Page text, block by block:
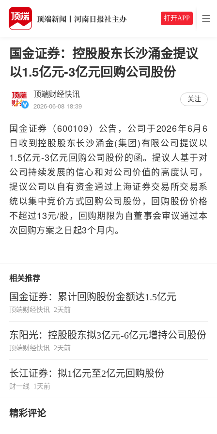
打开APP
国金证券：控股股东长沙涌金提议
以1.5亿元-3亿元回购公司股份
顶端财经快讯
2026-06-08 18:39
关注
国金证券（600109）公告，公司于2026年6月6
日收到控股股东长沙涌金(集团)有限公司提议以
1.5亿元-3亿元回购公司股份的函。提议人基于对
公司持续发展的信心和对公司价值的高度认可，
提议公司以自有资金通过上海证券交易所交易系
统以集中竞价方式回购公司股份，回购股份价格
不超过13元/股，回购期限为自董事会审议通过本
次回购方案之日起3个月内。
相关推荐
国金证券：累计回购股份金额达1.5亿元
顶端财经快讯 2天前
东阳光：控股股东拟3亿元-6亿元增持公司股份
顶端财经快讯 2天前
长江证券：拟1亿元至2亿元回购股份
财一线 1天前
精彩评论